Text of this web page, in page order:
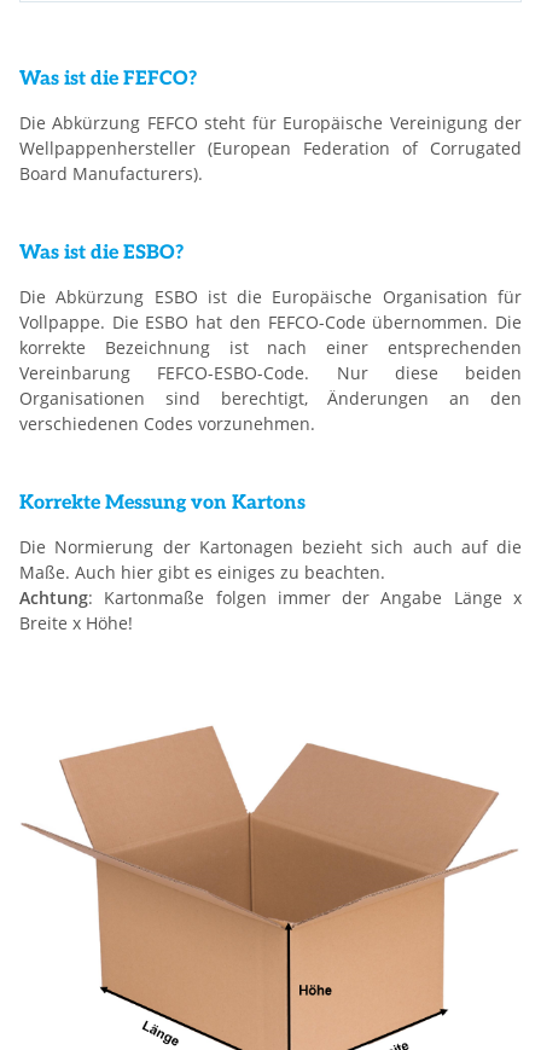
Was ist die FEFCO?
Die Abkürzung FEFCO steht für Europäische Vereinigung der
Wellpappenhersteller (European Federation of Corrugated
Board Manufacturers).
Was ist die ESBO?
Die Abkürzung ESBO ist die Europäische Organisation für
Vollpappe. Die ESBO hat den FEFCO-Code übernommen. Die
korrekte Bezeichnung ist nach einer entsprechenden
Vereinbarung FEFCO-ESBO-Code. Nur diese beiden
Organisationen sind berechtigt, Änderungen an den
verschiedenen Codes vorzunehmen.
Korrekte Messung von Kartons
Die Normierung der Kartonagen bezieht sich auch auf die
Maße. Auch hier gibt es einiges zu beachten.
Achtung: Kartonmaße folgen immer der Angabe Länge x
Breite x Höhe!